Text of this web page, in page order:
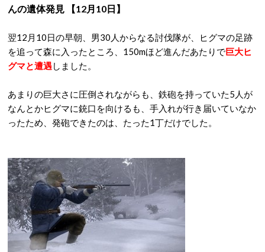
んの遺体発見 【12月10日】
翌12月10日の早朝、男30人からなる討伐隊が、ヒグマの足跡
を追って森に入ったところ、150mほど進んだあたりで巨大ヒ
グマと遭遇 しました。
あまりの巨大さに圧倒されながらも、鉄砲を持っていた5人が
なんとかヒグマに銃口を向けるも、手入れが行き届いていなか
ったため、発砲できたのは、たった1丁だけでした。